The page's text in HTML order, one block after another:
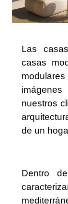
Las
casas
nuestros
de un
Dentro